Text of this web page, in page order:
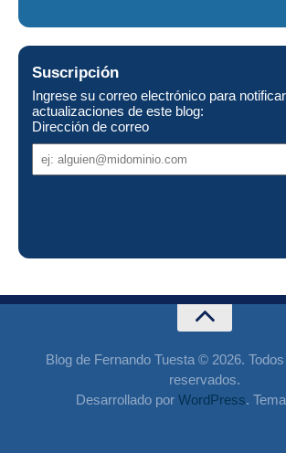
Suscripción
Ingrese su correo electrónico para
actualizaciones de este blog:
Dirección de correo
Dirección
de
Blog de Fernando Tuesta © 2026.
reservados.
Desarrollado por WordPress.